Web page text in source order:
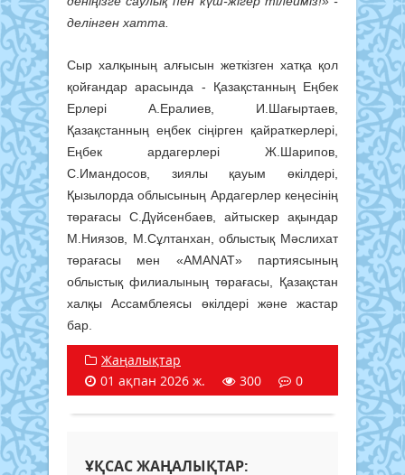
делінген хатта.
Сыр халқының алғысын жеткізген хатқа қол
қойғандар арасында - Қазақстанның Еңбек
Ерлері А.Ералиев, И.Шағыртаев,
Қазақстанның еңбек сіңірген қайраткерлері,
Еңбек ардагерлері Ж.Шарипов,
С.Имандосов, зиялы қауым өкілдері,
Қызылорда облысының Ардагерлер кеңесінің
төрағасы С.Дүйсенбаев, айтыскер ақындар
М.Ниязов, М.Сұлтанхан, облыстық Мәслихат
төрағасы мен «AMANAT» партиясының
облыстық филиалының төрағасы, Қазақстан
халқы Ассамблеясы өкілдері және жастар
бар.
Жаңалықтар
01 ақпан 2026 ж.
300 0
ҰҚСАС ЖАҢАЛЫҚТАР: